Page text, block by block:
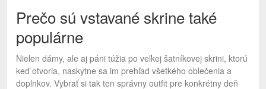
Prečo sú vstavané skrine také
populárne
Nielen dámy, ale aj páni túžia po veľkej šatníkovej skrini, ktorú
keď otvoria, naskytne sa im prehľad všetkého oblečenia a
doplnkov. Vybrať si tak ten správny outfit pre konkrétny deň